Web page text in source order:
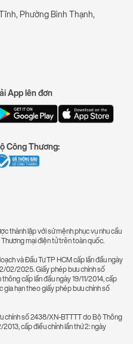
Phường Bình Thạnh,
App lên đơn
Công Thương:
thành lập với sứ mệnh phục vụ nhu cầu
mại điện tử trên toàn quốc.
và Đầu Tư TP HCM cấp lần đầu ngày
02/2025. Giấy phép bưu chính số
cấp lần đầu ngày 19/11/2014, cấp
gia hạn theo giấy phép bưu chính số
chính số 2438/XN-BTTTT do Bộ Thông
cấp điều chỉnh lần thứ 2: ngày